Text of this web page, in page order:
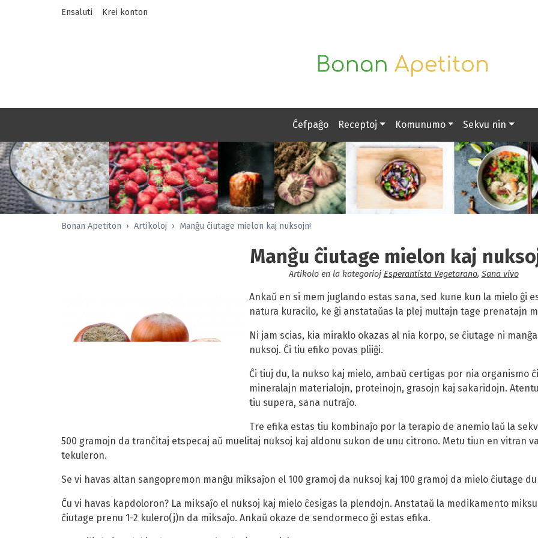
Ensaluti Krei konton
Ĉefpaĝo Receptoj Komunumo Sekvu nin
Bonan Apetiton Artikoloj Manĝu ĉiutage mielon kaj nuksojn!
Manĝu ĉiutage mielon kaj
Artikolo en la kategorioj Esperantista Vegetarano, Sana vivo
Ankaŭ en si mem juglando estas sana, sed kune kun la mielo ĝi
natura kurac­ilo, ke ĝi anstataŭas la plej multajn tage prenatajn
Ni jam scias, kia miraklo okazas al nia korpo, se ĉiutage ni
nuksoj. Ĉi tiu efiko povas pliiĝi.
Ĉi tiuj du, la nukso kaj mielo, ambaŭ certigas por nia organismo
mineralajn materialojn, proteinojn, grasojn kaj sakaridojn.
tiu supera, sana nutraĵo.
Tre efika estas tiu kombinaĵo por la terapio de anemio laŭ la
500 gramojn da tranĉitaj etspecaj aŭ muelitaj nuksoj kaj aldonu sukon de unu citrono. Metu tiun en vitran
tekuleron.
Se vi havas altan sangopremon manĝu miksaĵon el 100 gramoj da nuksoj kaj 100 gramoj da mielo ĉiutage
Ĉu vi havas kapdoloron? La miksaĵo el nuksoj kaj mielo ĉesigas la plendojn. Anstataŭ la medikamento
ĉiutage prenu 1-2 kulero(j)n da miksaĵo. Ankaŭ okaze de sendormeco ĝi estas efika.